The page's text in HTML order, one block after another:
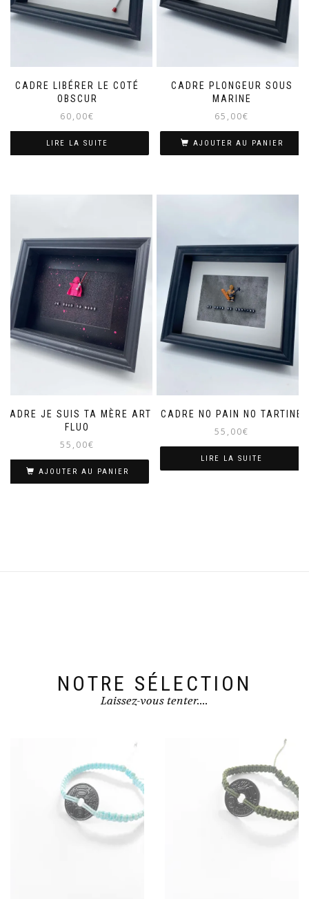
CADRE LIBÉRER LE COTÉ
OBSCUR
60,00€
LIRE LA SUITE
CADRE PLONGEUR SOUS
MARINE
65,00€
AJOUTER AU PANIER
CADRE JE SUIS TA MÈRE ART
FLUO
55,00€
AJOUTER AU PANIER
CADRE NO PAIN NO TARTINE
55,00€
LIRE LA SUITE
NOTRE SÉLECTION
Laissez-vous tenter....